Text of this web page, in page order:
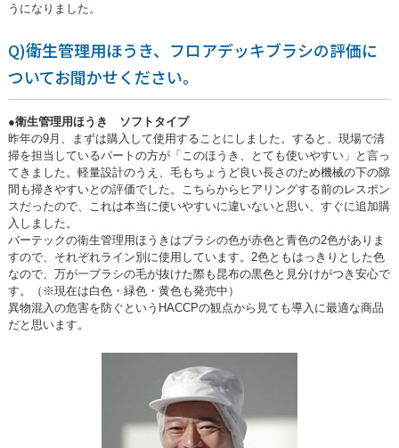
うになりました。
Q)衛生管理用ほうき、フロアデッキブラシの評価に
ついてお聞かせください。
●衛生管理用ほうき ソフトタイプ
昨年の9月、まずは購入して使用することにしました。すると、現場で清
掃を担当しているパートの方が「このほうき、とても使いやすい」と言っ
てきました。軽量設計のうえ、毛もちょうど良い長さのため機械の下の隙
間も掃きやすいとの評価でした。こちらからヒアリングする前のレスポン
スだったので、これは本当に使いやすいに違いないと思い、すぐに追加購
入しました。
バーテックの衛生管理用ほうきはブラシの色が赤色と青色の2色がありま
すので、それぞれライン別に使用しています。2色ともはっきりとした色
なので、万が一ブラシの毛が抜けた際も昆布の黒色と見分けがつき安心で
す。（※現在は白色・緑色・黄色も発売中）
異物混入の危害を防ぐというHACCPの観点から見ても導入に最適な商品
だと思います。